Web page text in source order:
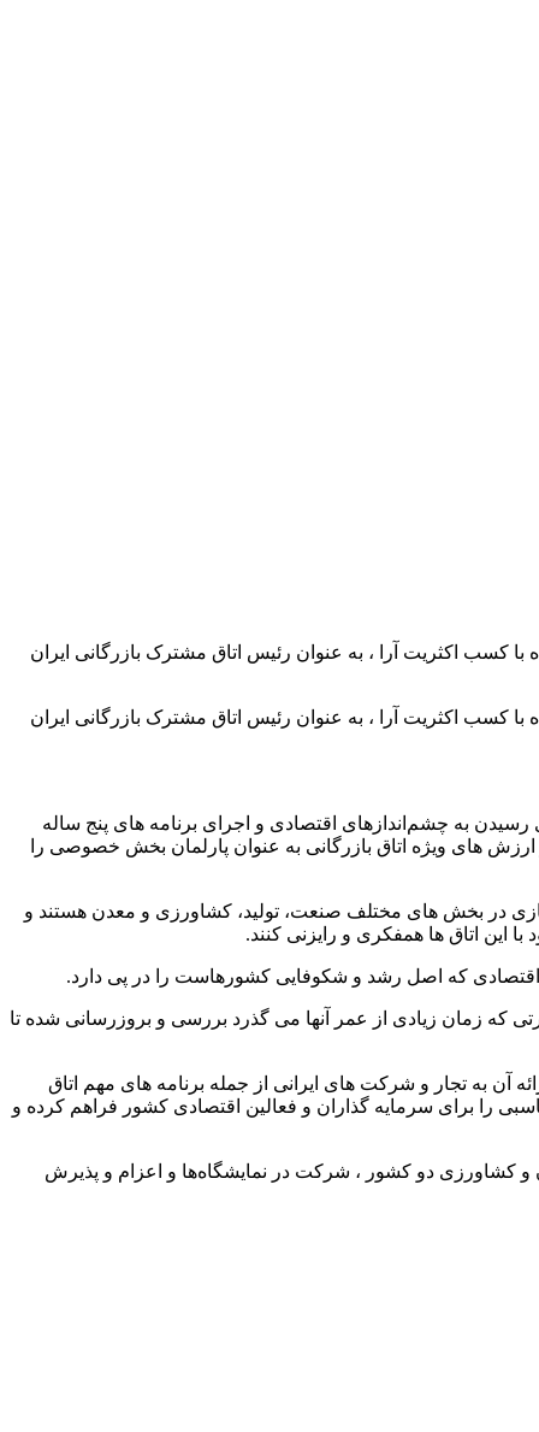
با کسب اکثریت آرا ، به عنوان رئیس اتاق مشترک بازرگانی ایران
با کسب اکثریت آرا ، به عنوان رئیس اتاق مشترک بازرگانی ایران
به چشم‌اندازهای اقتصادی و اجرای برنامه های پنج ساله
های ویژه اتاق بازرگانی به عنوان پارلمان بخش خصوصی را
سازی در بخش های مختلف صنعت، تولید، کشاورزی و معدن هستند و
اتاق ها همفکری و رایزنی کنند.
اقتصادی که اصل رشد و شکوفایی کشورهاست را در پی دارد.
که زمان زیادی از عمر آنها می گذرد بررسی و بروزرسانی شده تا
آن به تجار و شرکت های ایرانی از جمله برنامه های مهم اتاق
را برای سرمایه گذاران و فعالین اقتصادی کشور فراهم کرده و
و کشاورزی دو کشور ، شرکت در نمایشگاه‌ها و اعزام و پذیرش